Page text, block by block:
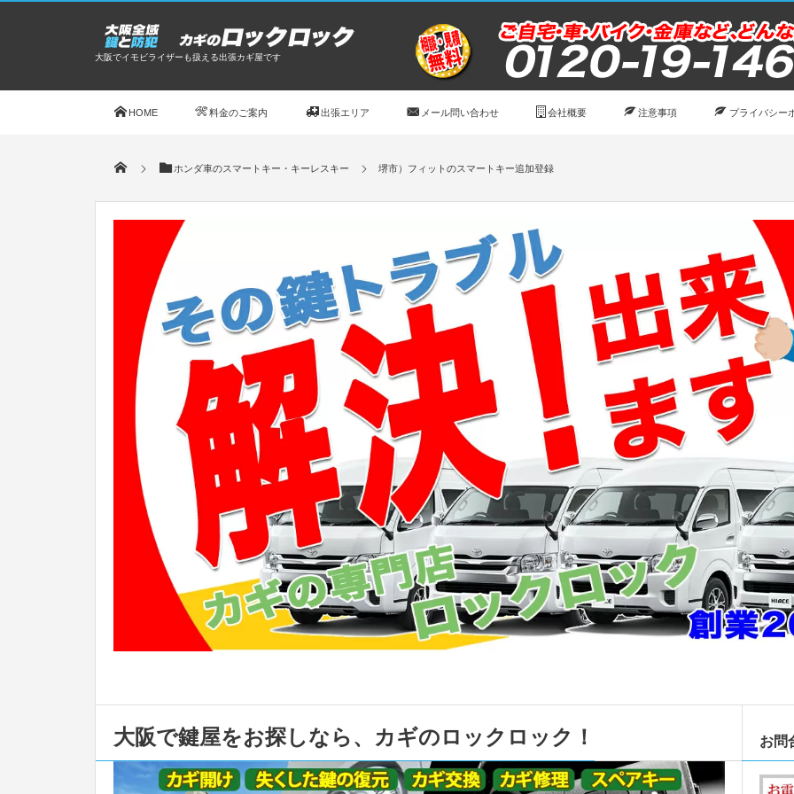
大阪でイモビライザーも扱える出張カギ屋です
HOME 料金のご案内 出張エリア メール問い合わせ 会社概要 注意事項 プライバシー
ホンダ車のスマートキー・キーレスキー 堺市）フィットのスマートキー追加登録
大阪で鍵屋をお探しなら、カギのロックロック！ お問